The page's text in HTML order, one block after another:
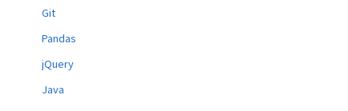
Git
Pandas
jQuery
Java